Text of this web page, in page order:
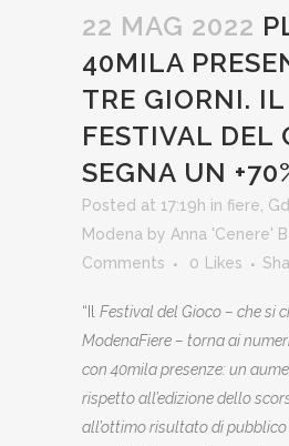
22 MAG 2022
40MILA
TRE GIORNI. IL
FESTIVAL DEL
SEGNA UN
Posted at 17:19h in fiere
Modena by Anna 'Cenere'
Comments
0 Likes
“Il Festival del Gioco – che si
ModenaFiere – torna ai
con 40mila presenze: un
rispetto all’edizione dello
all’ottimo risultato di